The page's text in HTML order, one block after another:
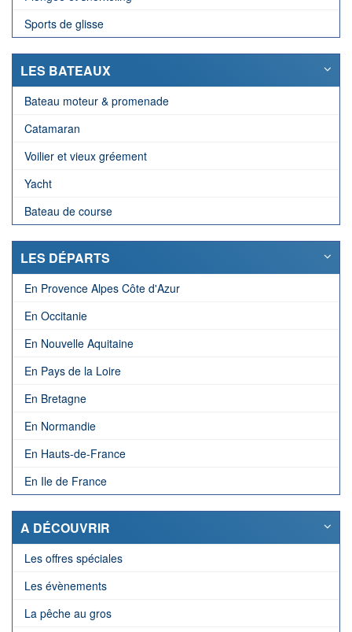
Sports de glisse
LES BATEAUX
Bateau moteur & promenade
Catamaran
Voilier et vieux gréement
Yacht
Bateau de course
LES DÉPARTS
En Provence Alpes Côte d'Azur
En Occitanie
En Nouvelle Aquitaine
En Pays de la Loire
En Bretagne
En Normandie
En Hauts-de-France
En Ile de France
A DÉCOUVRIR
Les offres spéciales
Les évènements
La pêche au gros